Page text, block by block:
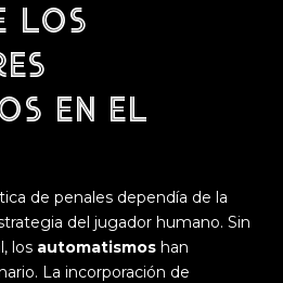
los
en el
de penales dependía de la
del jugador humano. Sin
los automatismos han
La incorporación de